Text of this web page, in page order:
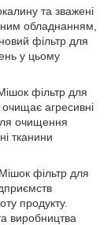
та зважені
обладнанням,
фільтр для
у цьому
фільтр для
очищає агресивні
очищення
тканини
фільтр для
продукту.
виробництва